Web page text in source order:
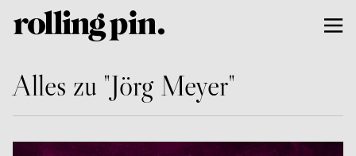
Alles zu "Jörg Meyer"